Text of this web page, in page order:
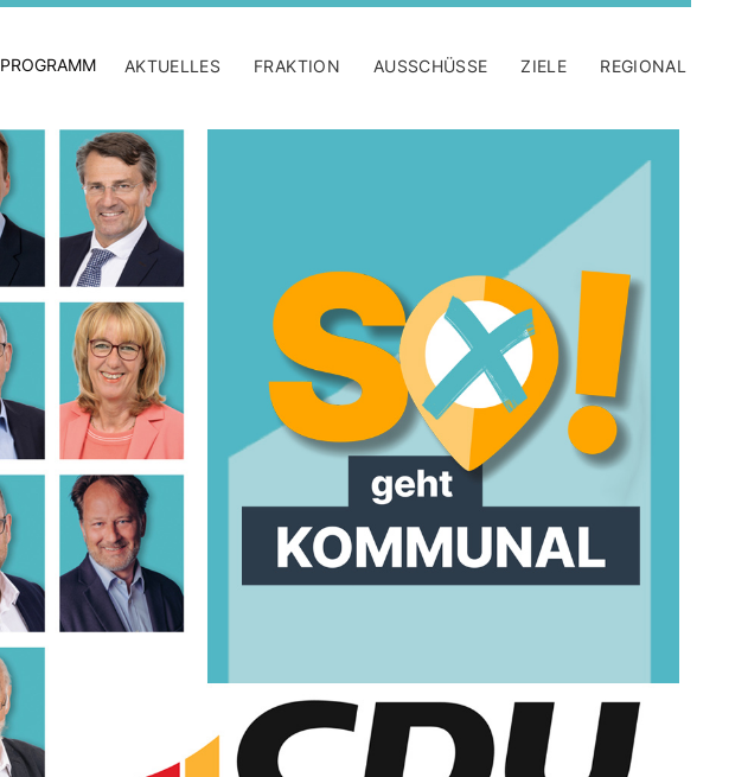
PROGRAMM AKTUELLES FRAKTION AUSSCHÜSSE ZIELE REGIONAL